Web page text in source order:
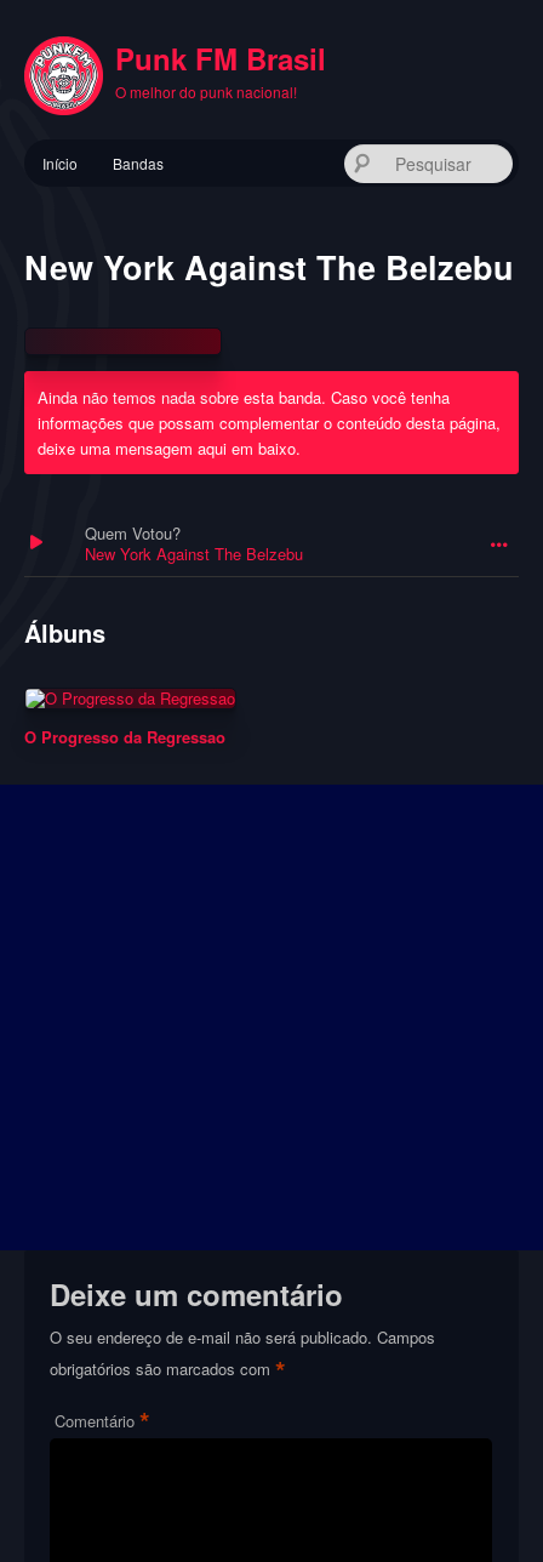
conteúdo
principal
Punk FM Brasil
O melhor do punk nacional!
principal
Início Bandas
New York Against The Belzebu
Ainda não temos nada sobre esta banda. Caso você tenha
informações que possam complementar o conteúdo desta página,
deixe uma mensagem aqui em baixo.
Quem Votou?
New York Against The Belzebu
Álbuns
O Progresso da Regressao
Deixe um comentário
O seu endereço de e-mail não será publicado. Campos
obrigatórios são marcados com*
Comentário *